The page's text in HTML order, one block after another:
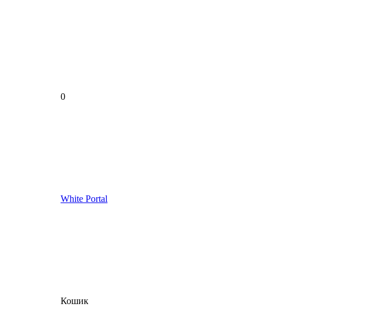
0
White Portal
Кошик